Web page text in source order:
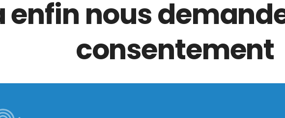
Formation LinkedIn Sales Navigator
Formation Employer branding
enfin nous
consentement